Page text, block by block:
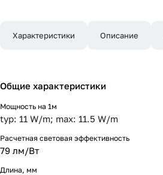
Цена за 1 м. Обязательна установка
Характеристики Описание
Общие характеристики
Мощность на 1м
typ: 11 W/m; max: 11.5 W/m
Расчетная световая эффективность
79 лм/Вт
Длина, мм